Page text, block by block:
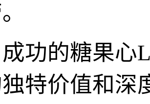
功的糖果心
特价值和深